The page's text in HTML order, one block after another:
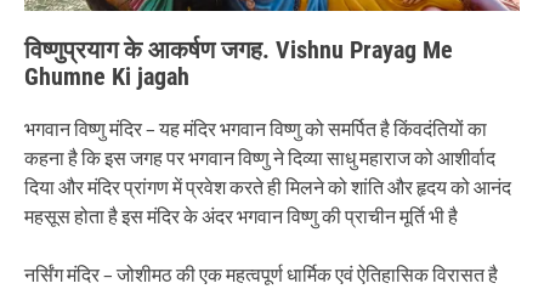
विष्णुप्रयाग के आकर्षण जगह. Vishnu Prayag Me
Ghumne Ki jagah
भगवान विष्णु मंदिर – यह मंदिर भगवान विष्णु को समर्पित है किंवदंतियों का
कहना है कि इस जगह पर भगवान विष्णु ने दिव्या साधु महाराज को आशीर्वाद
दिया और मंदिर प्रांगण में प्रवेश करते ही मिलने को शांति और हृदय को आनंद
महसूस होता है इस मंदिर के अंदर भगवान विष्णु की प्राचीन मूर्ति भी है
नर्सिंग मंदिर – जोशीमठ की एक महत्वपूर्ण धार्मिक एवं ऐतिहासिक विरासत है